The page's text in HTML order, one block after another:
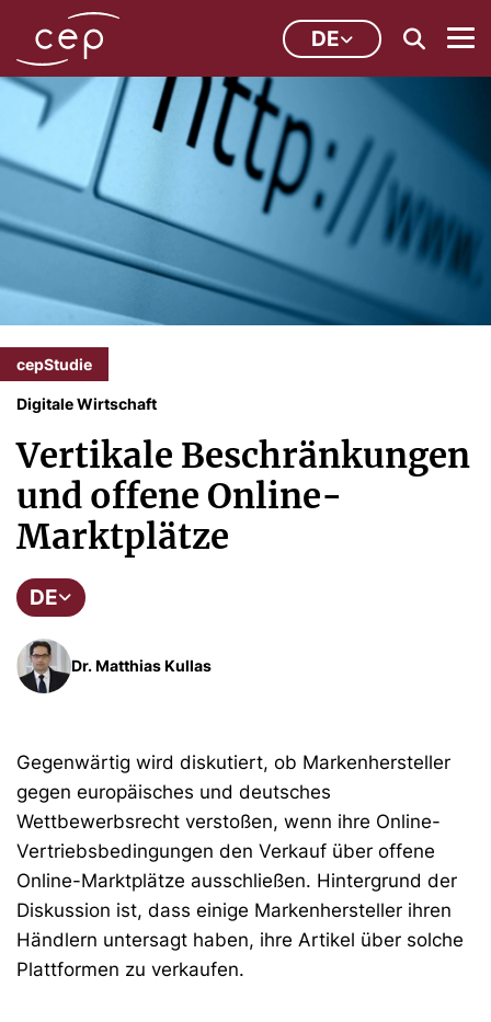
DE
cepStudie
Digitale Wirtschaft
Vertikale Beschränkungen
und offene Online-
Marktplätze
DE
Dr. Matthias Kullas
Gegenwärtig wird diskutiert, ob Markenhersteller
gegen europäisches und deutsches
Wettbewerbsrecht verstoßen, wenn ihre Online-
Vertriebsbedingungen den Verkauf über offene
Online-Marktplätze ausschließen. Hintergrund der
Diskussion ist, dass einige Markenhersteller ihren
Händlern untersagt haben, ihre Artikel über solche
Plattformen zu verkaufen.